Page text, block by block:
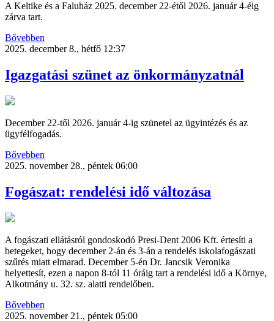
A Keltike és a Faluház 2025. december 22-étől 2026. január 4-éig
zárva tart.
Bővebben
2025. december 8., hétfő 12:37
Igazgatási szünet az önkormányzatnál
December 22-től 2026. január 4-ig szünetel az ügyintézés és az
ügyfélfogadás.
Bővebben
2025. november 28., péntek 06:00
Fogászat: rendelési idő változása
A fogászati ellátásról gondoskodó Presi-Dent 2006 Kft. értesíti a
betegeket, hogy december 2-án és 3-án a rendelés iskolafogászati
szűrés miatt elmarad. December 5-én Dr. Jancsik Veronika
helyettesít, ezen a napon 8-tól 11 óráig tart a rendelési idő a Környe,
Alkotmány u. 32. sz. alatti rendelőben.
Bővebben
2025. november 21., péntek 05:00